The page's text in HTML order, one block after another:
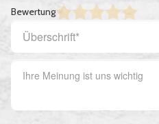
Gastspiele
Gutscheine
Bewertung